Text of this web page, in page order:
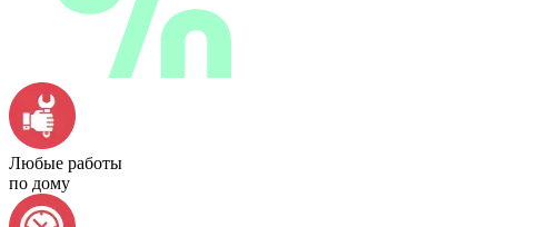
Любые работы
по дому